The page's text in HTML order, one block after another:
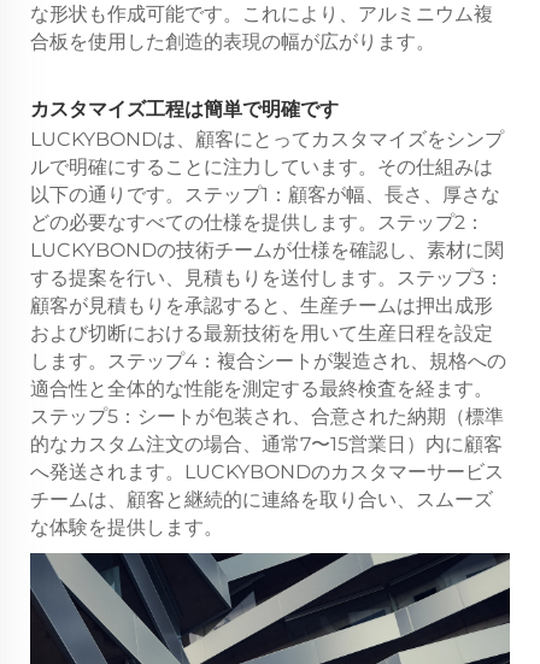
な形状も作成可能です。これにより、アルミニウム複
合板を使用した創造的表現の幅が広がります。
カスタマイズ工程は簡単で明確です
LUCKYBONDは、顧客にとってカスタマイズをシンプ
ルで明確にすることに注力しています。その仕組みは
以下の通りです。ステップ1：顧客が幅、長さ、厚さな
どの必要なすべての仕様を提供します。ステップ2：
LUCKYBONDの技術チームが仕様を確認し、素材に関
する提案を行い、見積もりを送付します。ステップ3：
顧客が見積もりを承認すると、生産チームは押出成形
および切断における最新技術を用いて生産日程を設定
します。ステップ4：複合シートが製造され、規格への
適合性と全体的な性能を測定する最終検査を経ます。
ステップ5：シートが包装され、合意された納期（標準
的なカスタム注文の場合、通常7〜15営業日）内に顧客
へ発送されます。LUCKYBONDのカスタマーサービス
チームは、顧客と継続的に連絡を取り合い、スムーズ
な体験を提供します。